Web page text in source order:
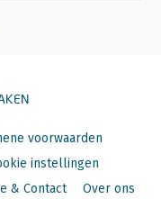
voorwaarden
instellingen
& Contact Over ons